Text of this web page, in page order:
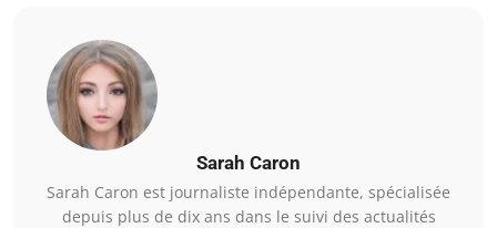
Sarah Caron
Sarah Caron est journaliste indépendante, spécialisée
depuis plus de dix ans dans le suivi des actualités